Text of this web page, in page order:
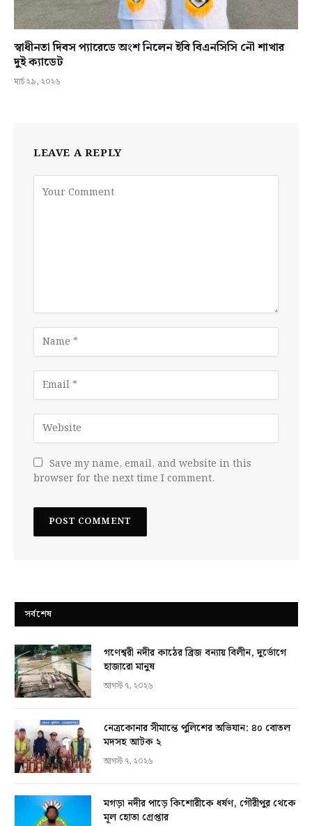
স্বাধীনতা দিবস প্যারেডে অংশ নিলেন ইবি বিএনসিসি নৌ শাখার
দুই ক্যাডেট
মার্চ ২৯, ২০২৬
LEAVE A REPLY
Save my name, email, and website in this
browser for the next time I comment.
সর্বশেষ
গণেশ্বরী নদীর কাঠের ব্রিজ বন্যায় বিলীন, দুর্ভোগে
হাজারো মানুষ
আগস্ট ৭, ২০২৬
নেত্রকোনার সীমান্তে পুলিশের অভিযান: ৪০ বোতল
মদসহ আটক ২
আগস্ট ৭, ২০২৬
মগড়া নদীর পাড়ে কিশোরীকে ধর্ষণ, গৌরীপুর থেকে
মূল হোতা গ্রেপ্তার